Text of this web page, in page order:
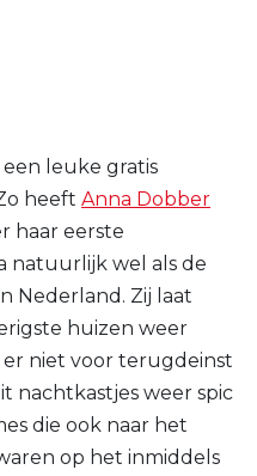
leuke gratis
heeft Anna Dobber
haar eerste
natuurlijk wel als de
Nederland. Zij laat
huizen weer
er niet voor terugdeinst
nachtkastjes weer spic
die ook naar het
op het inmiddels